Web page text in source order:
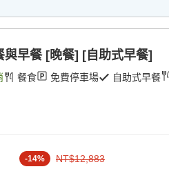
與早餐 [晚餐] [自助式早餐]
餐食 免費停車場 自助式早餐
-14% NT$12,883